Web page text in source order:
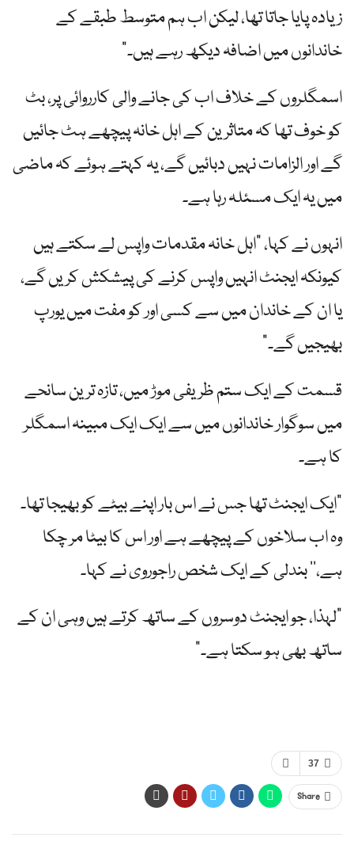
زیادہ پایا جاتا تھا، لیکن اب ہم متوسط ​​طبقے کے
خاندانوں میں اضافہ دیکھ رہے ہیں۔”
اسمگلروں کے خلاف اب کی جانے والی کارروائی پر، بٹ
کو خوف تھا کہ متاثرین کے اہل خانہ پیچھے ہٹ جائیں
گے اور الزامات نہیں دبائیں گے، یہ کہتے ہوئے کہ ماضی
میں یہ ایک مسئلہ رہا ہے۔
انہوں نے کہا، "اہل خانہ مقدمات واپس لے سکتے ہیں
کیونکہ ایجنٹ انہیں واپس کرنے کی پیشکش کریں گے،
یا ان کے خاندان میں سے کسی اور کو مفت میں یورپ
بھیجیں گے۔”
قسمت کے ایک ستم ظریفی موڑ میں، تازہ ترین سانحے
میں سوگوار خاندانوں میں سے ایک ایک مبینہ اسمگلر
کا ہے۔
"ایک ایجنٹ تھا جس نے اس بار اپنے بیٹے کو بھیجا تھا۔
وہ اب سلاخوں کے پیچھے ہے اور اس کا بیٹا مر چکا
ہے،‘‘ بندلی کے ایک شخص راجوروی نے کہا۔
"لہذا، جو ایجنٹ دوسروں کے ساتھ کرتے ہیں وہی ان کے
ساتھ بھی ہو سکتا ہے۔”
37
Share